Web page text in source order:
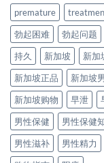
premature
勃起困难
勃起问题
持久
新加坡 新加
新加坡正品
新加坡
新加坡购物
早泄
男性保健
男性保健
男性滋补
男性精力